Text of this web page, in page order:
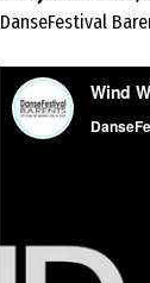
DanseFestival